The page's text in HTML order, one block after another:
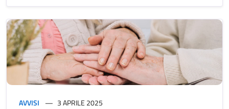
AVVISI 3 APRILE 2025